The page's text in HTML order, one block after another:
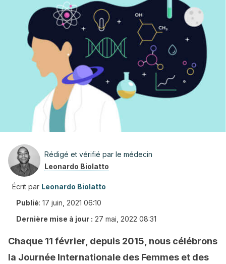
Rédigé et vérifié par le médecin
Leonardo Biolatto
Écrit par Leonardo Biolatto
Publié: 17 juin, 2021 06:10
Dernière mise à jour : 27 mai, 2022 08:31
Chaque 11 février, depuis 2015, nous célébrons
la Journée Internationale des Femmes et des